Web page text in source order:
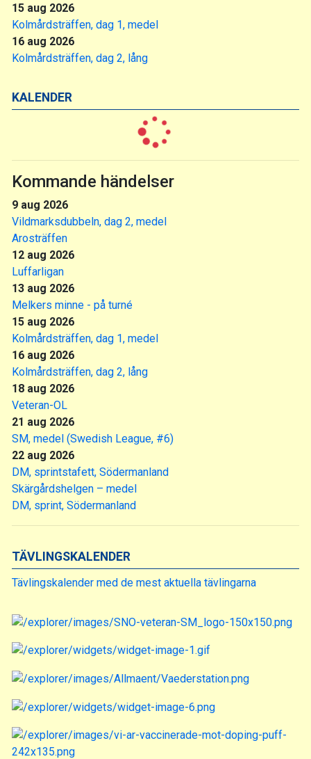
15 aug 2026
Kolmårdsträffen, dag 1, medel
16 aug 2026
Kolmårdsträffen, dag 2, lång
KALENDER
Kommande händelser
9 aug 2026
Vildmarksdubbeln, dag 2, medel
Arosträffen
12 aug 2026
Luffarligan
13 aug 2026
Melkers minne - på turné
15 aug 2026
Kolmårdsträffen, dag 1, medel
16 aug 2026
Kolmårdsträffen, dag 2, lång
18 aug 2026
Veteran-OL
21 aug 2026
SM, medel (Swedish League, #6)
22 aug 2026
DM, sprintstafett, Södermanland
Skärgårdshelgen – medel
DM, sprint, Södermanland
TÄVLINGSKALENDER
Tävlingskalender med de mest aktuella tävlingarna